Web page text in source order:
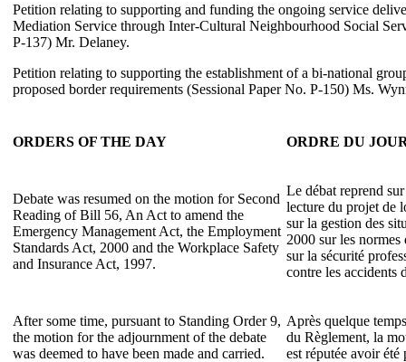
Petition relating to supporting and funding the ongoing service
Mediation Service through Inter-Cultural Neighbourhood Social
P-137) Mr. Delaney.
Petition relating to supporting the establishment of a bi-national
proposed border requirements (Sessional Paper No. P-150) Ms.
ORDERS OF THE DAY ORDRE DU
Debate was resumed on the motion for Second
Reading of Bill 56, An Act to amend the
Emergency Management Act, the Employment
Standards Act, 2000 and the Workplace Safety
and Insurance Act, 1997.
Le débat reprend
lecture du projet de
sur la gestion des
2000 sur les
sur la sécurité
contre les accidents
After some time, pursuant to Standing Order 9,
the motion for the adjournment of the debate
was deemed to have been made and carried.
Après quelque
du Règlement, la
est réputée avoir été